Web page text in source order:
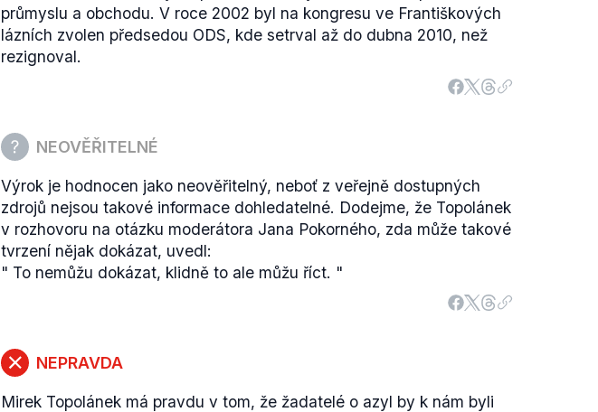
průmyslu a obchodu. V roce 2002 byl na kongresu ve Františkových
lázních zvolen předsedou ODS, kde setrval až do dubna 2010, než
rezignoval.
NEOVĚŘITELNÉ
Výrok je hodnocen jako neověřitelný, neboť z veřejně dostupných
zdrojů nejsou takové informace dohledatelné. Dodejme, že Topolánek
v rozhovoru na otázku moderátora Jana Pokorného, zda může takové
tvrzení nějak dokázat, uvedl:
" To nemůžu dokázat, klidně to ale můžu říct. "
NEPRAVDA
Mirek Topolánek má pravdu v tom, že žadatelé o azyl by k nám byli